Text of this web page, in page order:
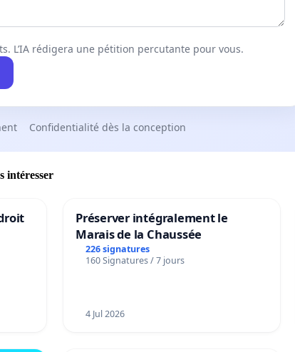
L’IA rédigera une pétition percutante pour vous.
Confidentialité dès la conception
intéresser
Préserver intégralement le
Marais de la Chaussée
226 signatures
160 Signatures / 7 jours
4 Jul 2026